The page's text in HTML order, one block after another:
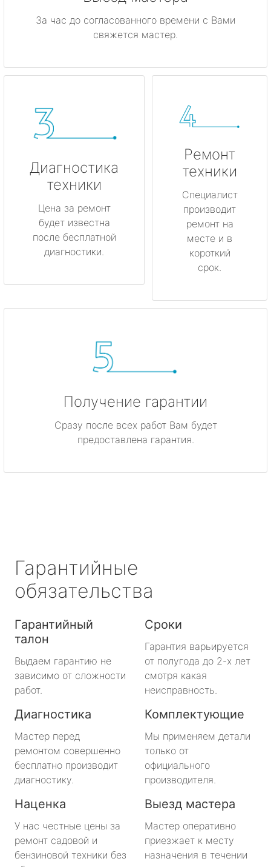
За час до согласованного времени с Вами
свяжется мастер.
Диагностика
техники
Цена за ремонт
будет известна
после бесплатной
диагностики.
Ремонт
техники
Специалист
производит
ремонт на
месте и в
короткий
срок.
Получение гарантии
Сразу после всех работ Вам будет
предоставлена гарантия.
Гарантийные
обязательства
Гарантийный
талон
Выдаем гарантию не
зависимо от сложности
работ.
Сроки
Гарантия варьируется
от полугода до 2-х лет
смотря какая
неисправность.
Диагностика
Мастер перед
ремонтом совершенно
бесплатно производит
диагностику.
Комплектующие
Мы применяем детали
только от
официального
производителя.
Наценка
У нас честные цены за
ремонт садовой и
бензиновой техники без
Выезд мастера
Мастер оперативно
приезжает к месту
назначения в течении